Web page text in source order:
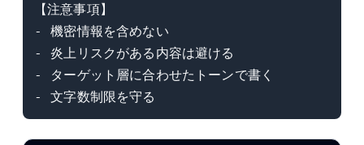
【注意事項】
- 機密情報を含めない
- 炎上リスクがある内容は避ける
- ターゲット層に合わせたトーンで書く